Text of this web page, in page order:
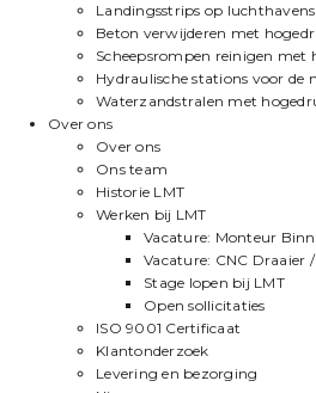
Landingsstrips op
Beton verwijderen met
Scheepsrompen reinigen met
Hydraulische stations voor de
Waterzandstralen met
Over ons
Over ons
Ons team
Historie LMT
Werken bij LMT
Vacature: Monteur
Vacature: CNC Draaier
Stage lopen bij LMT
Open sollicitaties
ISO 9001 Certificaat
Klantonderzoek
Levering en bezorging